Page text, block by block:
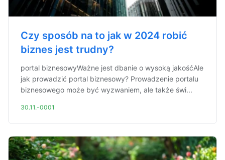
Czy sposób na to jak w 2024 robić
biznes jest trudny?
portal biznesowyWażne jest dbanie o wysoką jakośćAle
jak prowadzić portal biznesowy? Prowadzenie portalu
biznesowego może być wyzwaniem, ale także świ...
30.11.-0001